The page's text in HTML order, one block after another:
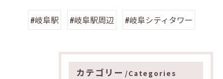
#岐阜駅 #岐阜駅周辺 #岐阜シティタワー
カテゴリー Categories